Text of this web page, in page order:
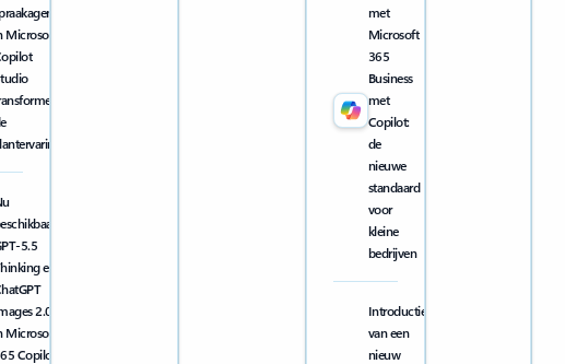
met
Microsoft
365
Business
met
Copilot:
de
nieuwe
standaard
voor
kleine
bedrijven
Introductie
van een
nieuw
Microsoft
5.5
en
2.0
Microsoft
Copilot